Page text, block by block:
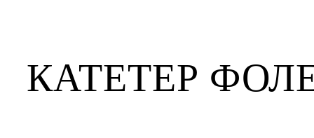
КАТЕТЕР